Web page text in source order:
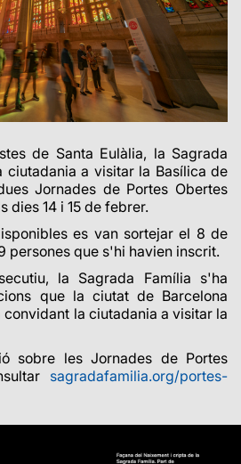
de Santa Eulàlia, la Sagrada
ciutadania a visitar la Basílica de
Jornades de Portes Obertes
dies 14 i 15 de febrer.
es van sortejar el 8 de
persones que s'hi havien inscrit.
la Sagrada Família s'ha
que la ciutat de Barcelona
convidant la ciutadania a visitar la
sobre les Jornades de Portes
sagradafamilia.org/portes-